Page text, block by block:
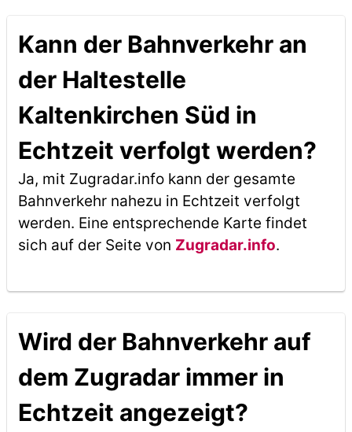
Kann der Bahnverkehr an
der Haltestelle
Kaltenkirchen Süd in
Echtzeit verfolgt werden?
Ja, mit Zugradar.info kann der gesamte
Bahnverkehr nahezu in Echtzeit verfolgt
werden. Eine entsprechende Karte findet
sich auf der Seite von Zugradar.info.
Wird der Bahnverkehr auf
dem Zugradar immer in
Echtzeit angezeigt?